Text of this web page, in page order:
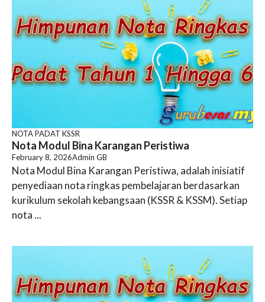
NOTA PADAT KSSR
Nota Modul Bina Karangan Peristiwa
February 8, 2026Admin GB
Nota Modul Bina Karangan Peristiwa, adalah inisiatif
penyediaan nota ringkas pembelajaran berdasarkan
kurikulum sekolah kebangsaan (KSSR & KSSM). Setiap
nota ...